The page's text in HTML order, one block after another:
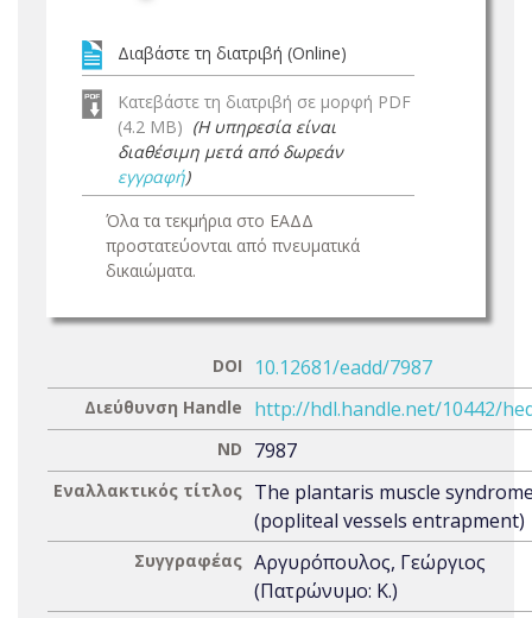
Διαβάστε τη διατριβή (Online)
Κατεβάστε τη διατριβή σε μορφή PDF
(4.2 MB) (Η υπηρεσία είναι
διαθέσιμη μετά από δωρεάν
εγγραφή)
Όλα τα τεκμήρια στο ΕΑΔΔ
προστατεύονται από πνευματικά
δικαιώματα.
DOI 10.12681/eadd/7987
Διεύθυνση Handle http://hdl.handle.net/10442/
ND 7987
Εναλλακτικός τίτλος The plantaris muscle
(popliteal vessels entrapment)
Συγγραφέας Αργυρόπουλος, Γεώργιος
(Πατρώνυμο: Κ.)